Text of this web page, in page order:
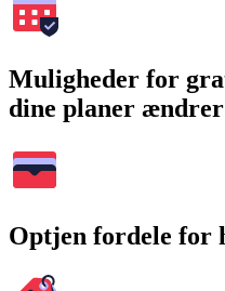
Muligheder for
dine planer
Optjen fordele for